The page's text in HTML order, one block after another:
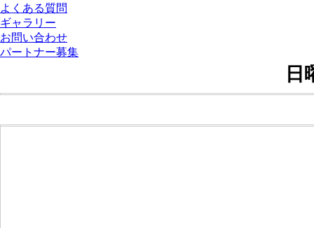
よくある質問
ギャラリー
お問い合わせ
パートナー募集
日